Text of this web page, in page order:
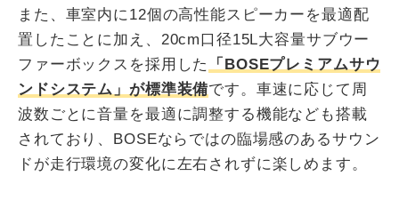
また、車室内に12個の高性能スピーカーを最適配
置したことに加え、20cm口径15L大容量サブウー
ファーボックスを採用した
「BOSEプレミアムサウ
ンドシステム」が標準装備です。車速に応じて周
波数ごとに音量を最適に調整する機能なども搭載
されており、BOSEならではの臨場感のあるサウン
ドが走行環境の変化に左右されずに楽しめます。